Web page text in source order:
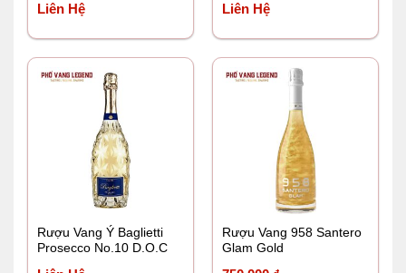
Liên Hệ Liên Hệ
Rượu Vang Ý Baglietti
Prosecco No.10 D.O.C
Rượu Vang 958 Santero
Glam Gold